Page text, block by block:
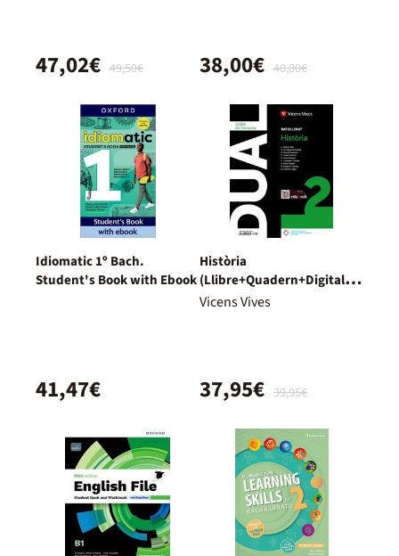
49,50€
47,02€ 40,00€
38,00€
Idiomatic 1º Bach.
Student's Book with Ebook
41,47€
Història
(Llibre+Quadern+Digital)
Dual
Vicens Vives
39,95€
37,95€